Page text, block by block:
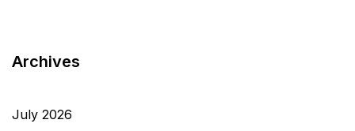
Archives
July 2026